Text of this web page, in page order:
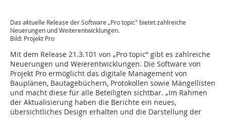
Das aktuelle Release der Software „Pro topic" bietet zahlreiche
Neuerungen und Weiterentwicklungen.
Bild: Projekt Pro
Mit dem Release 21.3.101 von „Pro topic“ gibt es zahlreiche
Neuerungen und Weierentwicklungen. Die Software von
Projekt Pro ermöglicht das digitale Management von
Bauplänen, Bautagebüchern, Protokollen sowie Mängellisten
und macht diese für alle Beteiligten sichtbar. „Im Rahmen
der Aktualisierung haben die Berichte ein neues,
übersichtliches Design erhalten und die Darstellung der